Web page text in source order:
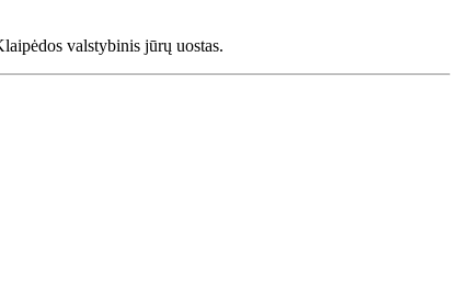
valstybinis jūrų uostas.